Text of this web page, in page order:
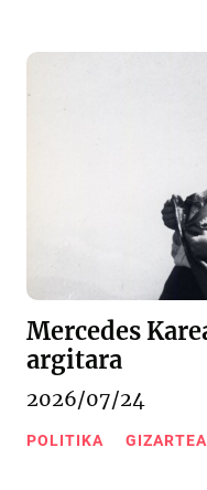
Mercedes
argitara
2026/07/24
POLITIKA GIZARTEA